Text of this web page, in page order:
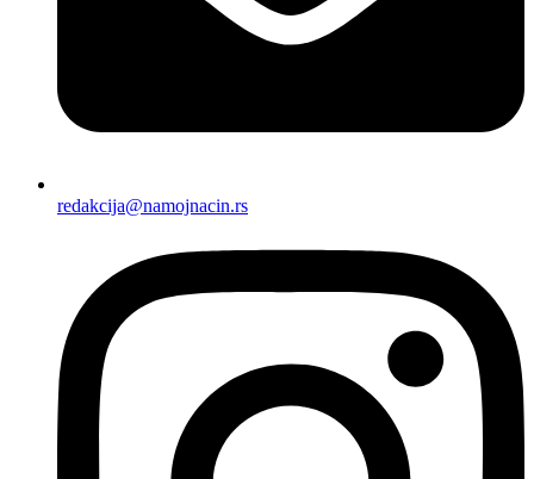
redakcija@namojnacin.rs